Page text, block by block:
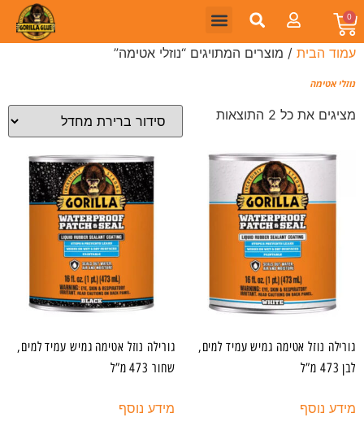
0
עמוד הבית / מוצרים המתויגים “נוזלי אטימה”
נוזלי אטימה
מציגים את כל ⁦2⁩ התוצאות
גורילה נוזל אטימה גמיש עמיד למים,
לבן 473 מ”ל
מידע נוסף
גורילה נוזל אטימה גמיש עמיד למים,
שחור 473 מ”ל
מידע נוסף